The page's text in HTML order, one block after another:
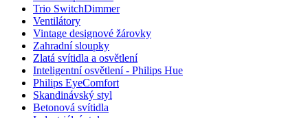
Trio SwitchDimmer
Ventilátory
Vintage designové žárovky
Zahradní sloupky
Zlatá svítidla a osvětlení
Inteligentní osvětlení - Philips Hue
Philips EyeComfort
Skandinávský styl
Betonová svítidla